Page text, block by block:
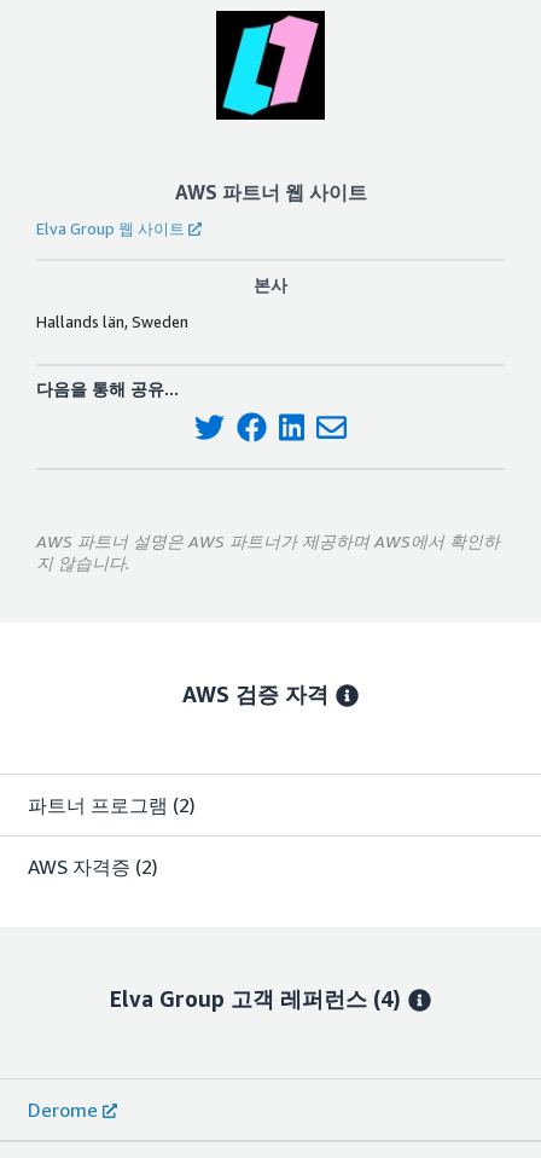
AWS 파트너 웹 사이트
Elva Group 웹 사이트
본사
Hallands län, Sweden
다음을 통해 공유...
AWS 파트너 설명은 AWS 파트너가 제공하며 AWS에서 확인하
지 않습니다.
AWS 검증 자격
파트너 프로그램 (2)
AWS 자격증 (2)
Elva Group 고객 레퍼런스(4)
Derome